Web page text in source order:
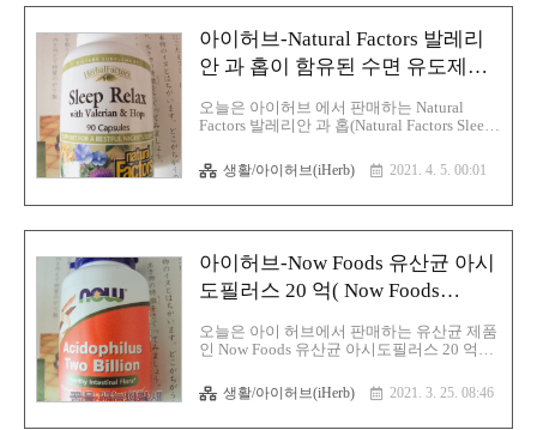
중요한것은 아이허브 포인트 가 남아서 부모
님 께 드릴 종합비타민 사는 김에 구매를 하
게 되었습니다. 최근 2019년 12월 부터 전세
계에 충격과 공포를 선사 하고 있는 전염병
인 코로나바이러스감염증-19 (코로나
19),Coronavirus Disease 2019 (COVID-19) 가
유행을 하고 전세계에서 수많은 사람들이 감
염이 되고 사망을 하고 있습니다.여..
아이허브-Natural Factors 발레리
안 과 홉이 함유된 수면 유도제
Valerian Hops)
오늘은 아이허브 에서 판매하는 Natural
Factors 발레리안 과 홉(Natural Factors Sleep
도제에 대해 글을 적어 보겠습니다. 일단 해
당 부분에 포함된 발레리안(Valerian)이라는
도 다른 치료제로 사용되었다는 것을 히포크
라테스의 기록의 통해 알 수 있으며 일단 천
연 디아제팜 이라고 부르고 있으며 강력한
진정 효과로 유명한 다년생 약초이면서 유럽
과 아시아가 원산지이지만 미국, 중국과 같
은 다른 나라들에서도 꾸준히 재배되고 있습
니다. 쥐오줌풀 차 한 모금에서 나오는 발레
닉 산은 감마-아미노부티르산(GABA) 수치
생활/아이허브(iHerb) 2021. 4. 5. 00:01
아이허브-Now Foods 유산균 아시
도필러스 20 억( Now Foods
Lacidophilus La-14)
오늘은 아이 허브에서 판매하는 유산균 제품
인 Now Foods 유산균 아시도필러스 20 억
습니다. 일단 락토바실루스 아시도필러스
(Lactobacillus acidophilus) 유산균은 장내 세
생활/아이허브(iHerb) 2021. 3. 25. 08:46